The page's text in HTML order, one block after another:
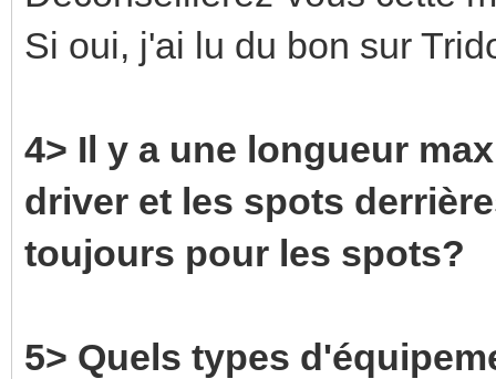
Si oui, j'ai lu du bon sur
4> Il y a une longueur
driver et les spots
toujours pour les spots?
5> Quels types